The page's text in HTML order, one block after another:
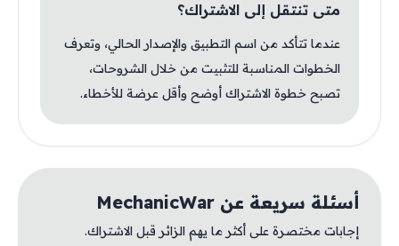
متى تنتقل إلى الاشتراك؟
عندما تتأكد من اسم التطبيق والإصدار الحالي، وتعرف
الخطوات المناسبة للتثبيت من خلال الشروحات،
تصبح خطوة الاشتراك أوضح وأقل عرضة للأخطاء.
أسئلة سريعة عن MechanicWar
إجابات مختصرة على أكثر ما يهم الزائر قبل الاشتراك.